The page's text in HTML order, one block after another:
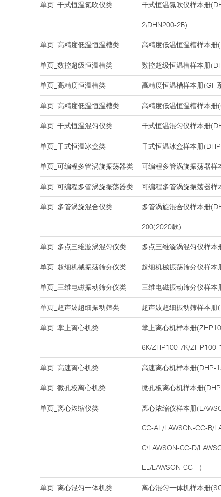
单页_干式恒温氮吹仪类 干式恒温氮吹仪样本册
2/DHN200-2B)
单页_高精度低温恒温槽类 高精度低温恒温槽样本册
单页_数控超级恒温槽类 数控超级恒温槽样本册
单页_高精度恒温槽类 高精度恒温槽样本册(GH
单页_高精度低温恒温槽类 高精度低温恒温槽样本册
单页_干式恒温混匀仪类 干式恒温混匀仪样本册
单页_干式恒温冰盒类 干式恒温冰盒样本册
单页_可编程多管涡旋振荡器类 可编程多管涡旋振荡器样
单页_可编程多管涡旋振荡器类 可编程多管涡旋振荡器样
单页_多管涡旋混合仪类 多管涡旋混合仪样本册
200(2020款)
单页_多点三维漩涡混匀仪类 多点三维漩涡混匀仪样本
单页_超细机械振荡筛分仪类 超细机械振荡筛分仪样本
单页_三维电磁振动筛分仪类 三维电磁振动筛分仪样本
单页_超声波超细振动筛类 超声波超细振动筛样本册
单页_掌上离心机类 掌上离心机样本册
6K/ZHP100-7K/ZHP100-
单页_高速离心机类 高速离心机样本册(DHP-
单页_微孔板离心机类 微孔板离心机样本册
单页_离心浓缩仪类 离心浓缩仪样本册
CC-AL/LAWSON-CC-B/
C/LAWSON-CC-D/
EL/LAWSON-CC-F)
单页_离心混匀一体机类 离心混匀一体机样本册